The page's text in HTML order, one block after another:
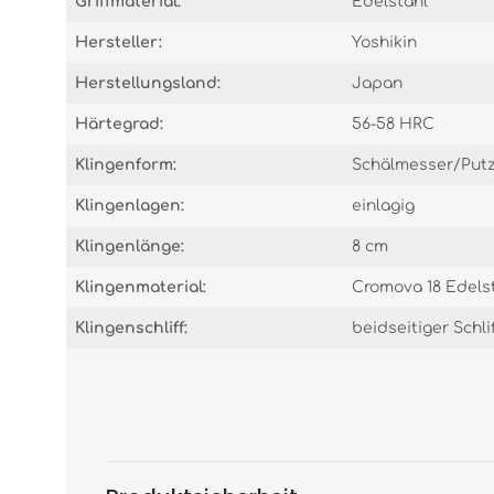
Hersteller: Yoshikin
Herstellungsland: Japan
Härtegrad: 56-58 HRC
Klingenform: Schälmesser/
Klingenlagen: einlagig
Klingenlänge: 8 cm
Klingenmaterial: Cromova 18
Klingenschliff: beidseitiger